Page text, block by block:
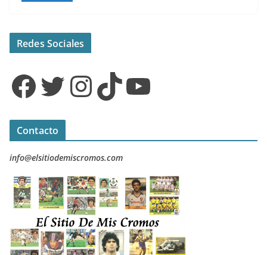
Redes Sociales
Facebook Twitter InstagramTikTok YouTube
Contacto
info@elsitiodemiscromos.com